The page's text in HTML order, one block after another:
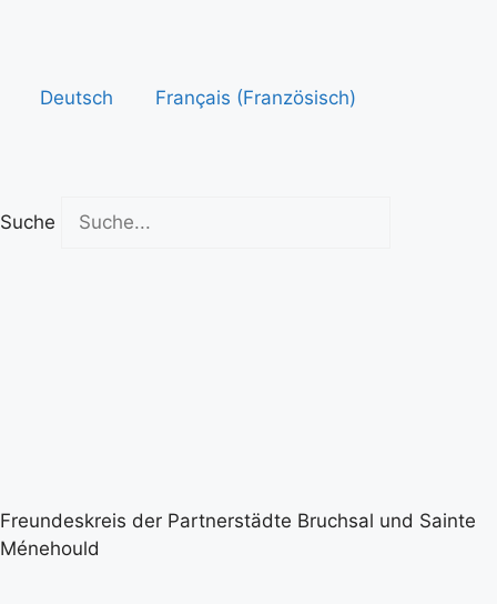
Deutsch
Français (Französisch)
Suche
Freundeskreis der Partnerstädte Bruchsal und Sainte
Ménehould